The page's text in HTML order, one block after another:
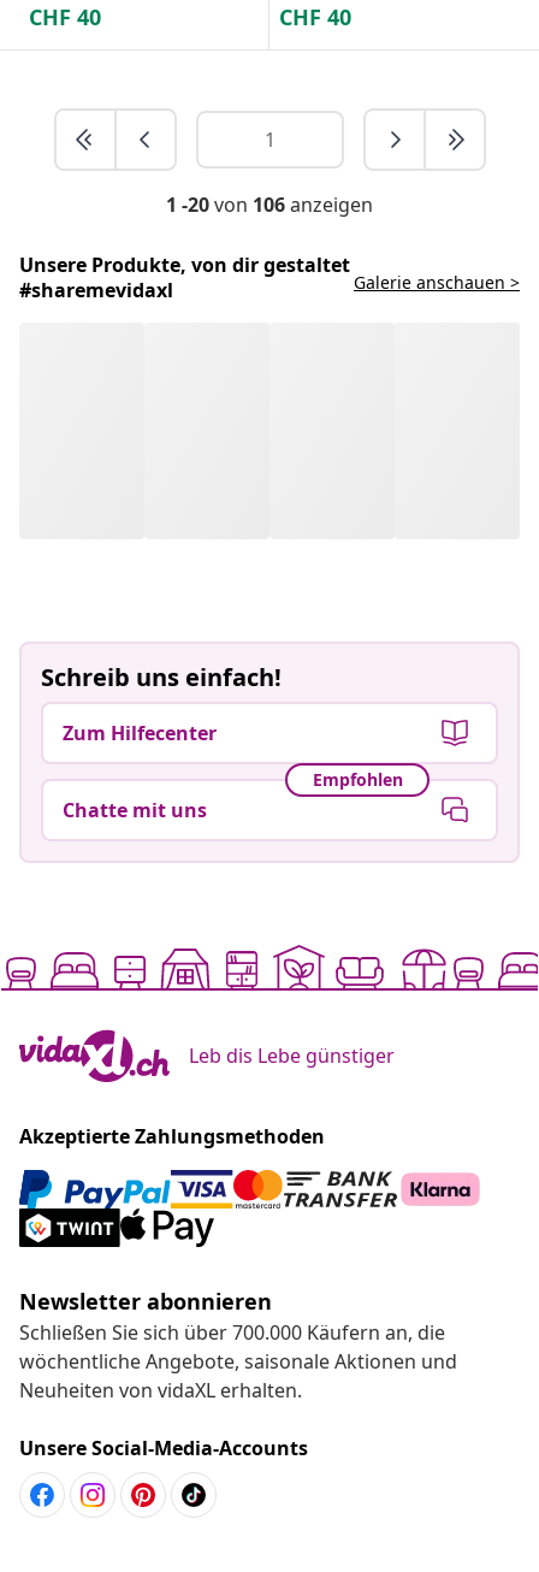
CHF 40 CHF 40
1 -20von 106anzeigen
Unsere Produkte, von dir gestaltet
#sharemevidaxl
Galerie anschauen >
Leb dis Lebe günstiger
Akzeptierte Zahlungsmethoden
Schließen Sie sich über 700.000 Käufern an, die
wöchentliche Angebote, saisonale Aktionen und
Unsere Social-Media-Accounts
Kundenservice
Business
vidaXL
Mehr entdecken